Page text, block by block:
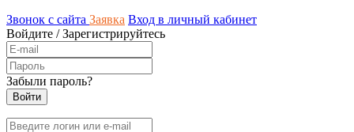
Звонок с сайта Заявка Вход в личный кабинет
Войдите /Зарегистрируйтесь
Забыли пароль?